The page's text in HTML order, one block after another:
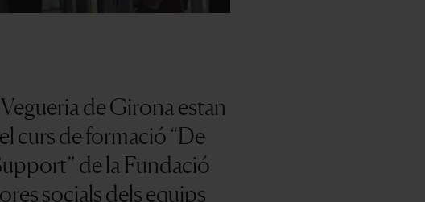
de Girona estan
curs de formació “De
de la Fundació
socials dels equips